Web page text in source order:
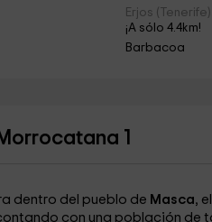
Erjos (Tenerife)
¡A sólo 4.4km!
Barbacoa
1
dentro del pueblo de Masca,
con una población de